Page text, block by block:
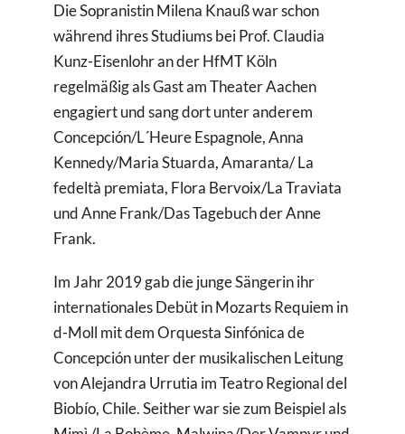
Die Sopranistin Milena Knauß war schon
während ihres Studiums bei Prof. Claudia
Kunz-Eisenlohr an der HfMT Köln
regelmäßig als Gast am Theater Aachen
engagiert und sang dort unter anderem
Concepción/L´Heure Espagnole, Anna
Kennedy/Maria Stuarda, Amaranta/ La
fedeltà premiata, Flora Bervoix/La Traviata
und Anne Frank/Das Tagebuch der Anne
Frank.
Im Jahr 2019 gab die junge Sängerin ihr
internationales Debüt in Mozarts Requiem in
d-Moll mit dem Orquesta Sinfónica de
Concepción unter der musikalischen Leitung
von Alejandra Urrutia im Teatro Regional del
Biobío, Chile. Seither war sie zum Beispiel als